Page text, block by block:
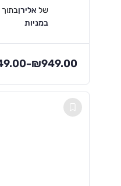
של אלירןבתוך
במניות
–₪949.00